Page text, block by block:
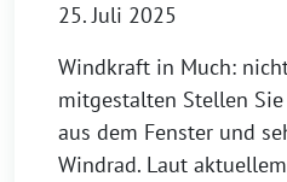
25. Juli 2025
Windkraft in Much:
mitgestalten Stellen
aus dem Fenster und
Windrad. Laut